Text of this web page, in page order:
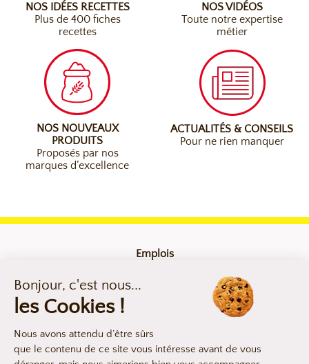
NOS IDÉES RECETTES
Plus de 400 fiches
recettes
NOS VIDÉOS
Toute notre expertise
métier
NOS NOUVEAUX
PRODUITS
Proposés par nos
marques d’excellence
ACTUALITÉS & CONSEILS
Pour ne rien manquer
Emplois
Mentions légales
Compliance